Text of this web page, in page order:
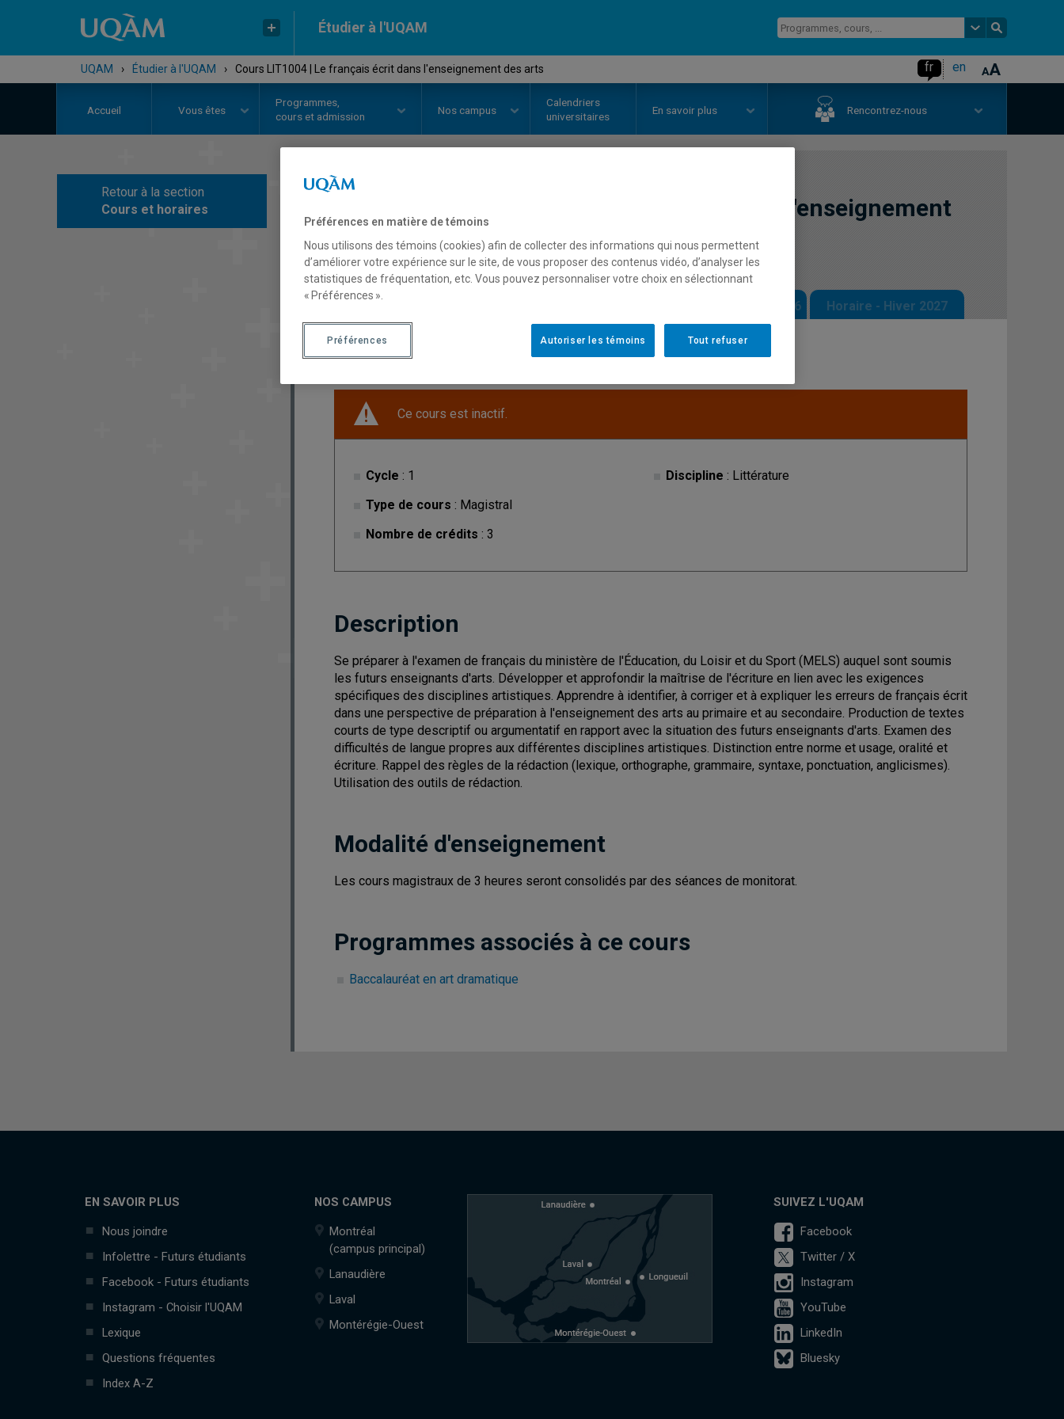
Étudier à l'UQAM
UQAM › Étudier à l'UQAM › Cours LIT1004 | Le français écrit dans l'enseignement des arts fr en
Accueil Vous êtes
Programmes,
cours et admission
Nos campus
Calendriers
universitaires
En savoir plus Rencontrez-nous
Retour à la section
Cours et horaires
Le français écrit dans l'enseignement
des arts
Horaire - Automne 2026 Horaire - Hiver 2027
Ce cours est inactif.
Cycle : 1
Type de cours : Magistral
Nombre de crédits : 3
Discipline : Littérature
Description
Se préparer à l'examen de français du ministère de l'Éducation, du Loisir et du Sport (MELS) auquel sont soumis
les futurs enseignants d'arts. Développer et approfondir la maîtrise de l'écriture en lien avec les exigences
spécifiques des disciplines artistiques. Apprendre à identifier, à corriger et à expliquer les erreurs de français écrit
dans une perspective de préparation à l'enseignement des arts au primaire et au secondaire. Production de textes
courts de type descriptif ou argumentatif en rapport avec la situation des futurs enseignants d'arts. Examen des
difficultés de langue propres aux différentes disciplines artistiques. Distinction entre norme et usage, oralité et
écriture. Rappel des règles de la rédaction (lexique, orthographe, grammaire, syntaxe, ponctuation, anglicismes).
Utilisation des outils de rédaction.
Modalité d'enseignement
Les cours magistraux de 3 heures seront consolidés par des séances de monitorat.
Programmes associés à ce cours
Baccalauréat en art dramatique
EN SAVOIR PLUS
Nous joindre
Infolettre - Futurs étudiants
Facebook - Futurs étudiants
Instagram - Choisir l'UQAM
Lexique
Questions fréquentes
Index A-Z
NOS CAMPUS
Montréal
(campus principal)
Lanaudière
Laval
Montérégie-Ouest
SUIVEZ L'UQAM
Facebook
Twitter / X
Instagram
YouTube
LinkedIn
Bluesky
Préférences en matière de témoins
Nous utilisons des témoins (cookies) afin de collecter des informations qui nous permettent
d’améliorer votre expérience sur le site, de vous proposer des contenus vidéo, d’analyser les
statistiques de fréquentation, etc. Vous pouvez personnaliser votre choix en sélectionnant
« Préférences ».
Tout refuser
Autoriser les témoins
Préférences